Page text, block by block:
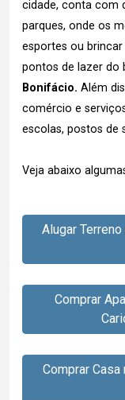
cidade, conta com
parques, onde os
esportes ou
pontos de lazer do
Bonifácio. Além
comércio e
escolas, postos de
Veja abaixo
Alugar
Comprar
Comprar